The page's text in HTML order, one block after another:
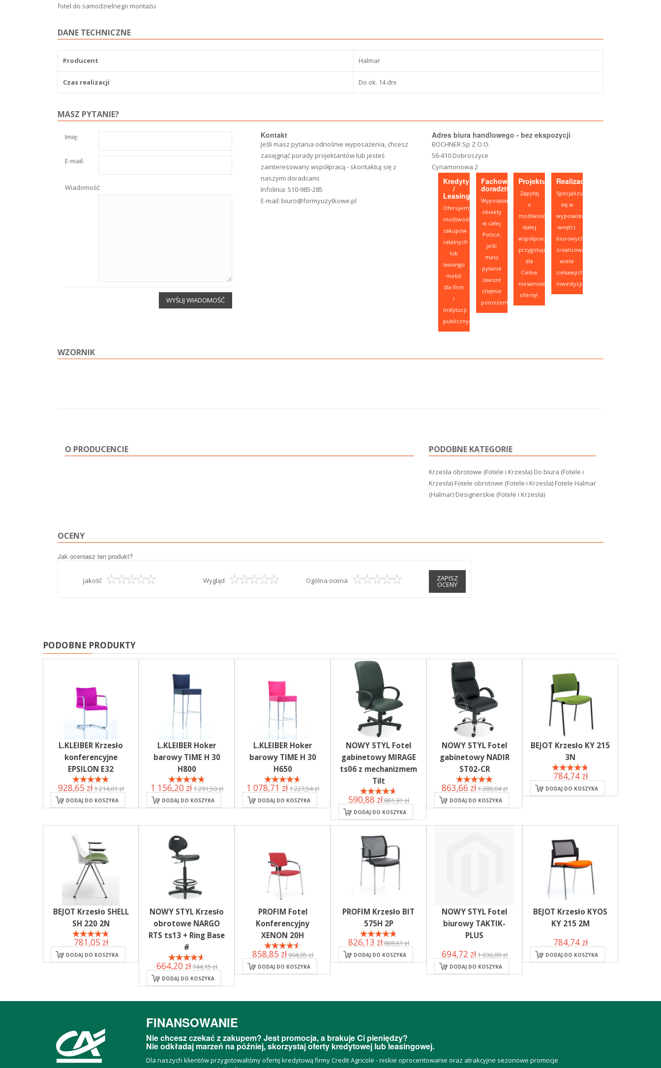
fotel do samodzielnego montażu
DANE TECHNICZNE
Producent Halmar
Czas realizacji Do ok. 14 dni
MASZ PYTANIE?
Imię:
E-mail:
Wiadomość:
WYŚLIJ WIADOMOŚĆ
Kontakt
Jeśli masz pytania odnośnie wyposażenia, chcesz
zasięgnąć porady projektantów lub jesteś
zainteresowany współpracą - skontaktuj się z
naszymi doradcami.
Infolinia:510-985-285
E-mail: biuro@formyuzytkowe.pl
Adres biura handlowego - bez ekspozycji
BOCHNER Sp Z O.O.
56-410 Dobroszyce
Cynamonowa 2
Kredyty
/
Leasing
Oferujemy
możliwość
zakupów
ratalnych
lub
leasingu
mebli
dla firm
i
instytucji
publicznych.
Fachowe
doradztwo
Wyposażamy
obiekty
w całej
Polsce,
jeśli
masz
pytanie
zawsze
chętnie
pomożemy.
Projektujesz?
Zapytaj
o
możliwość
stałej
współpracy,
przygotujemy
dla
Ciebie
niesamowitą
ofertę!.
Realizacje
Specjalizujemy
się w
wyposażeniu
wnętrz
biurowych,
zrealizowaliśmy
wiele
ciekawych
inwestycji.
WZORNIK
O PRODUCENCIE PODOBNE KATEGORIE
Krzesła obrotowe (Fotele i Krzesła) Do biura (Fotele i
Krzesła) Fotele obrotowe (Fotele i Krzesła) Fotele Halmar
(Halmar) Designerskie (Fotele i Krzesła)
OCENY
Jak oceniasz ten produkt?
Jakość Wygląd Ogólna ocena ZAPISZ
OCENY
PODOBNE PRODUKTY
L.KLEIBER Krzesło
konferencyjne
EPSILON E32
928,65 zł1 214,01 zł
DODAJ DO KOSZYKA
L.KLEIBER Hoker
barowy TIME H 30
H800
1 156,20 zł1 291,50 zł
DODAJ DO KOSZYKA
L.KLEIBER Hoker
barowy TIME H 30
H650
1 078,71 zł1 227,54 zł
DODAJ DO KOSZYKA
NOWY STYL Fotel
gabinetowy MIRAGE
ts06 z mechanizmem
Tilt
590,88 zł881,91 zł
DODAJ DO KOSZYKA
NOWY STYL Fotel
gabinetowy NADIR
ST02-CR
863,66 zł1 289,04 zł
DODAJ DO KOSZYKA
BEJOT Krzesło KY 215
3N
784,74 zł
DODAJ DO KOSZYKA
BEJOT Krzesło SHELL
SH 220 2N
781,05 zł
DODAJ DO KOSZYKA
NOWY STYL Krzesło
obrotowe NARGO
RTS ts13 + Ring Base
#
664,20 zł744,15 zł
DODAJ DO KOSZYKA
PROFIM Fotel
Konferencyjny
XENON 20H
858,85 zł904,05 zł
DODAJ DO KOSZYKA
PROFIM Krzesło BIT
575H 2P
826,13 zł869,61 zł
DODAJ DO KOSZYKA
NOWY STYL Fotel
biurowy TAKTIK-
PLUS
694,72 zł1 036,89 zł
DODAJ DO KOSZYKA
BEJOT Krzesło KYOS
KY 215 2M
784,74 zł
DODAJ DO KOSZYKA
FINANSOWANIE
Nie chcesz czekać z zakupem? Jest promocja, a brakuje Ci pieniędzy?
Nie odkładaj marzeń na później, skorzystaj oferty kredytowej lub leasingowej.
Dla naszych klientów przygotowaliśmy ofertę kredytową firmy Credit Agricole - niskie oprocentowanie oraz atrakcyjne sezonowe promocje